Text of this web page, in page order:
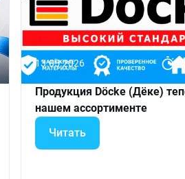
13.05.2026
Продукция Döcke (Дёке)
нашем ассортименте
Читать